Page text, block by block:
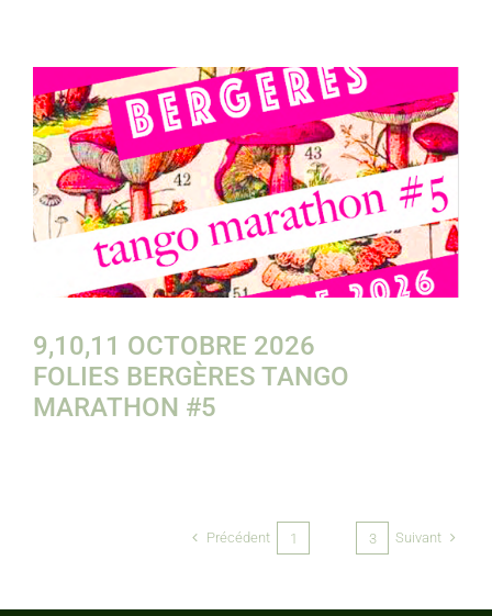
9,10,11 OCTOBRE 2026
FOLIES BERGÈRES TANGO
MARATHON #5
Précédent 1 3 Suivant